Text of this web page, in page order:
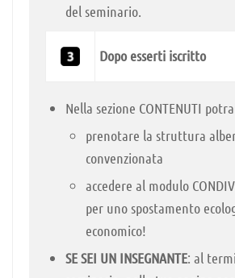
del seminario.
Dopo esserti iscritto
Nella sezione CONTENUTI
prenotare la struttura
convenzionata
accedere al modulo
per uno spostamento
economico!
SE SEI UN INSEGNANTE: al